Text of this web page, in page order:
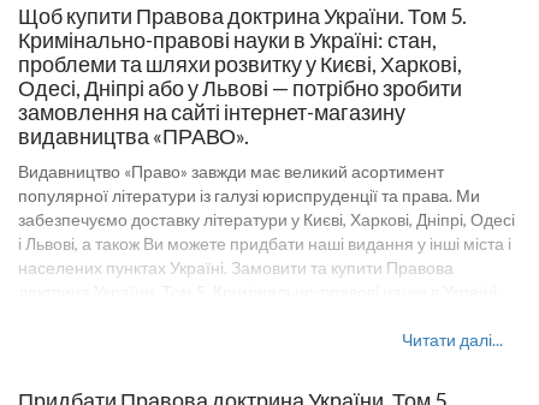
Щоб купити Правова доктрина України. Том 5.
Кримінально-правові науки в Україні: стан,
проблеми та шляхи розвитку у Києві, Харкові,
Одесі, Дніпрі або у Львові — потрібно зробити
замовлення на сайті інтернет-магазину
видавництва «ПРАВО».
Видавництво «Право» завжди має великий асортимент
популярної літератури із галузі юриспруденції та права. Ми
забезпечуємо доставку літератури у Києві, Харкові, Дніпрі, Одесі
і Львові, а також Ви можете придбати наші видання у інші міста і
населених пунктах Україні. Замовити та купити Правова
літературу на сайті видавництва «Право» можна оптом і в
Читати далі...